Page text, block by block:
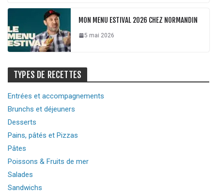
MON MENU ESTIVAL 2026 CHEZ NORMANDIN
5 mai 2026
TYPES DE RECETTES
Entrées et accompagnements
Brunchs et déjeuners
Desserts
Pains, pâtés et Pizzas
Pâtes
Poissons & Fruits de mer
Salades
Sandwichs